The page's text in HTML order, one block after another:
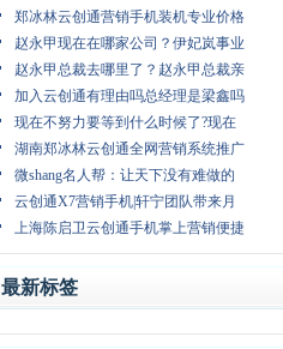
郑冰林云创通营销手机装机专业价格
赵永甲现在在哪家公司？伊妃岚事业
赵永甲总裁去哪里了？赵永甲总裁亲
加入云创通有理由吗总经理是梁鑫吗
现在不努力要等到什么时候了?现在
湖南郑冰林云创通全网营销系统推广
微shang名人帮：让天下没有难做的
云创通X7营销手机|轩宁团队带来月
上海陈启卫云创通手机掌上营销便捷
最新标签